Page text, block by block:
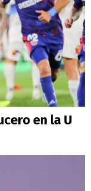
en la U